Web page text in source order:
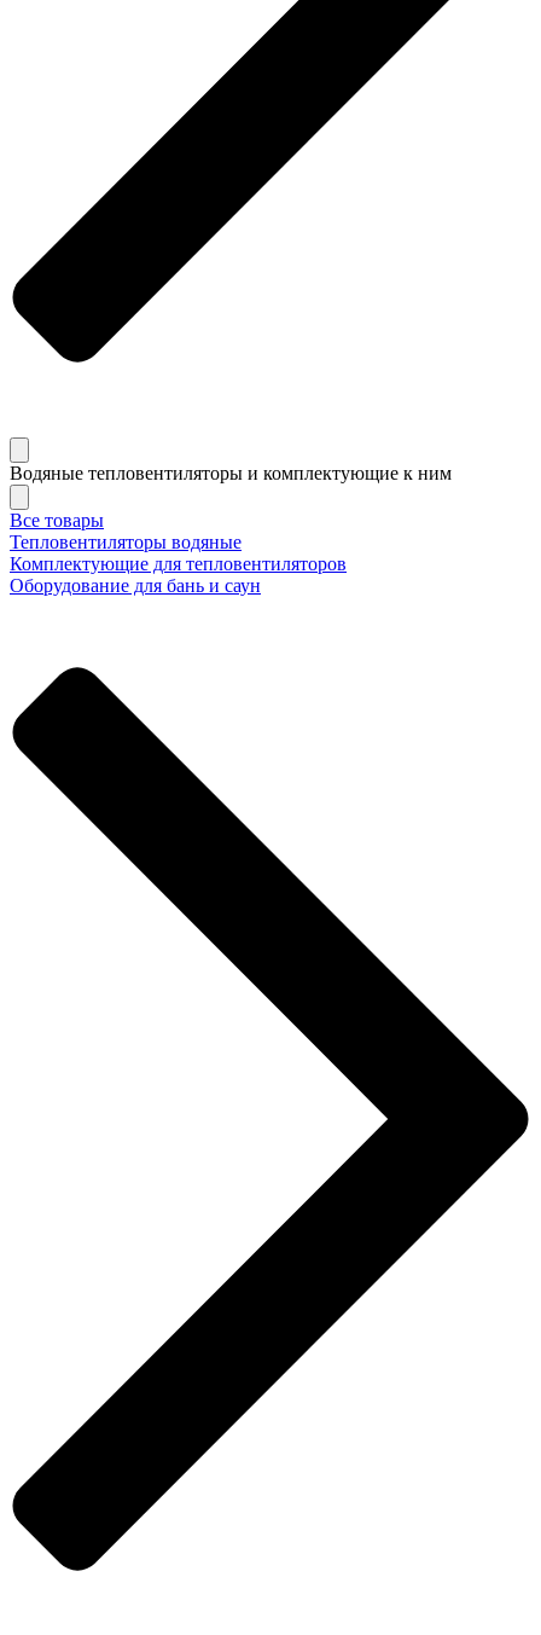
Водяные тепловентиляторы и комплектующие к ним
Все товары
Тепловентиляторы водяные
Комплектующие для тепловентиляторов
Оборудование для бань и саун